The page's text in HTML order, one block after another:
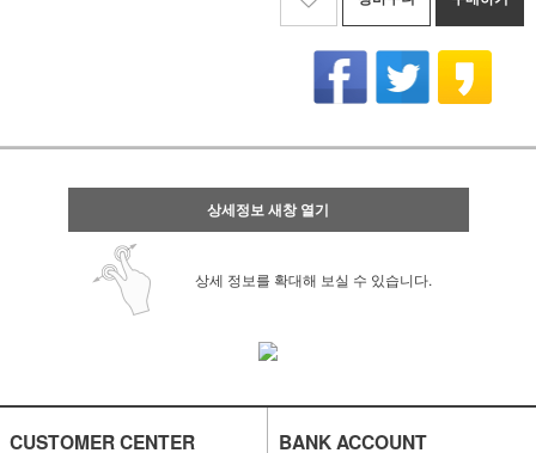
상세정보 새창 열기
상세 정보를 확대해 보실 수 있습니다.
CUSTOMER CENTER BANK ACCOUNT